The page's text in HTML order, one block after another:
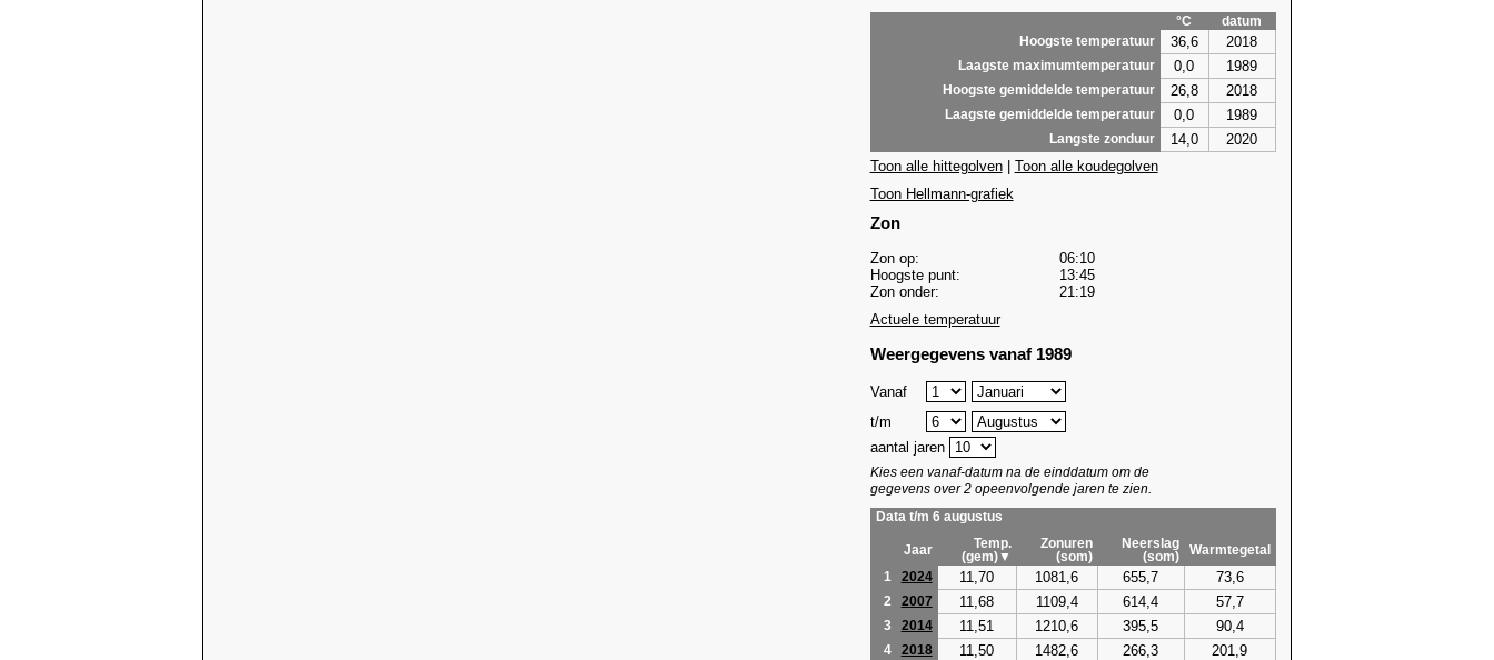
°C
datum
Hoogste temperatuur
36,6 2018
Laagste maximumtemperatuur 0,0 1989
Hoogste gemiddelde temperatuur 26,8 2018
Laagste gemiddelde temperatuur 0,0 1989
Langste zonduur 14,0
2020
Toon alle hittegolven| Toon alle koudegolven
Toon Hellmann-grafiek
Zon
Zon op:
06:10
Hoogste punt:
13:45
Zon onder:
21:19
Actuele temperatuur
Weergegevens vanaf 1989
Vanaf
t/m
aantal jaren
Kies een vanaf-datum na de einddatum om de
gegevens over 2 opeenvolgende jaren te zien.
Data t/m 6 augustus
Jaar
Temp.
(gem)▼
Zonuren
(som)
Neerslag
(som)
Warmtegetal
1
2024 11,70 1081,6 655,7 73,6
2 2007 11,68 1109,4 614,4 57,7
3 2014 11,51 1210,6 395,5 90,4
4 2018 11,50 1482,6 266,3 201,9